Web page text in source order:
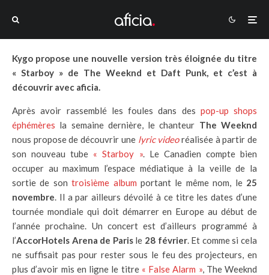
Kygo propose une nouvelle version très éloignée du titre
« Starboy » de The Weeknd et Daft Punk, et c’est à
découvrir avec aficia.
Après avoir rassemblé les foules dans des pop-up shops
éphémères la semaine dernière, le chanteur The Weeknd
nous propose de découvrir une lyric videoréalisée à partir de
son nouveau tube « Starboy ». Le Canadien compte bien
occuper au maximum l’espace médiatique à la veille de la
sortie de sontroisième album portant le même nom, le 25
novembre. Il a par ailleurs dévoilé à ce titre les dates d’une
tournée mondiale qui doit démarrer en Europe au début de
l’année prochaine. Un concert est d’ailleurs programmé à
l’AccorHotels Arena de Parisle 28 février. Et comme si cela
ne suffisait pas pour rester sous le feu des projecteurs, en
plus d’avoir mis en ligne le titre « False Alarm », The Weeknd